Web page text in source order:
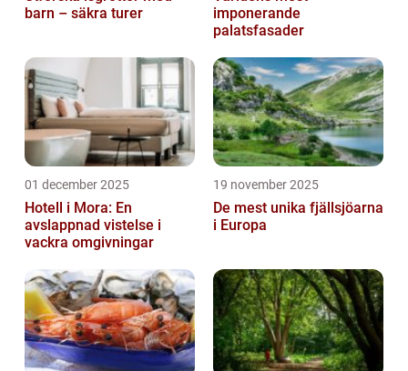
barn – säkra turer
imponerande
palatsfasader
01 december 2025
Hotell i Mora: En
avslappnad vistelse i
vackra omgivningar
19 november 2025
De mest unika fjällsjöarna
i Europa